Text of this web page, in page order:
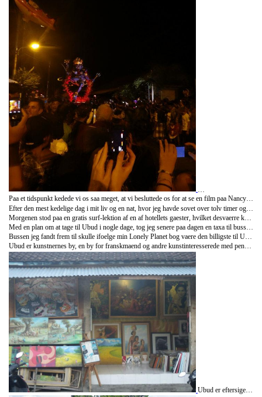
Paa et tidspunkt kedede vi os saa meget, at vi besluttede os for at se en film paa Nancys computer og skrue godt ned for lyden. Der gik ikke mere end en times tid, foer en politimand stod ude i baghaven og bedte os om at slukke lyset, hvilket vi gjorde meget forundrede over ikke at have faaet tildelt en af de vilde boeder paa mellem 1800-6000kr!
Morgenen stod paa en gratis surf-lektion af en af hotellets gaester, hvilket desvaerre kun gav mig en lille foeling med sporten, da boelgerne simpelthen var for smaa og bloede - meget sjovt var det nu alligevel.
Med en plan om at tage til Ubud i nogle dage, tog jeg senere paa dagen en taxa til busstationen i forhaabning om at forhandle mig til en billig bustur, hvilket jeg har proevet saa mange gange foer.
Bussen jeg fandt frem til skulle ifoelge min Lonely Planet bog vaere den billigste til Ubud, hvilket de givende priser ikke ligefrem gjorde udtryk for. Med mit forhandlergen satte jeg mig blot til rette paa jorden ved siden af bussen og gjorde udtryk for, at jeg ikke havde travlt, og at jeg snildt kunne vente paa andre passagerer. Prisen fik jeg efter halvanden time paa jorden pruttet femten gange ned, hvilket jeg tager som en paent god deal, og jeg ankom til Ubud en halv time senere med den mest gnavende buschauffoer, jeg nogensinde har koert med.
Ubud er kunstnernes by, en by for franskmaend og andre kunstinteresserede med penge og sans for fin mad - dermed ikke sagt, at den egner sig saerlig godt til en backpacker.
Ubud er eftersigende en af de smukkeste byer paa Bali, hvilket jeg ikke rigtigt kan be- eller afkraefte i og med, at jeg ikke har tilbragt tid ret mange andre steder paa oeen. I saa fald var det baade en smuk og ulidelig varm oplevelse, da jeg den efterfoelgende dag lejede en mountainbike - ja, Bali er efterhaanden ret godt udviklet ogsaa hvad gaelder cykeludlejninger. Paa den tohjulede koerte jeg i et par timer ofte i de laveste gear op af de stejle bakker, hvor jeg endte i den nordlige del af byen der endnu ikke er befaestet med supermarkeder og travel agencies.